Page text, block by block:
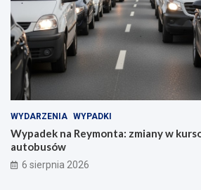
WYDARZENIA WYPADKI
Wypadek na Reymonta: zmiany w
autobusów
6 sierpnia 2026